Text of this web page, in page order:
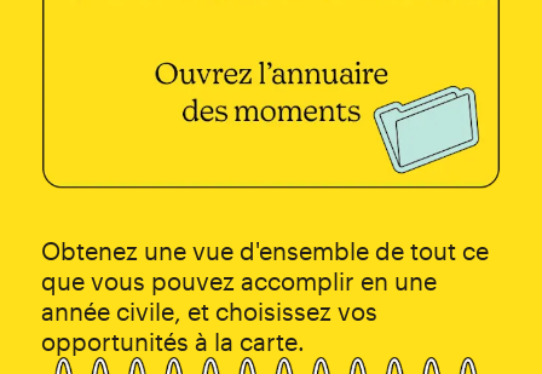
Obtenez une vue d'ensemble de tout ce
que vous pouvez accomplir en une
année civile, et choisissez vos
opportunités à la carte.